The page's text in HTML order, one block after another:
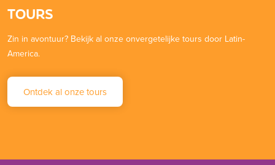
TOURS
Zin in avontuur? Bekijk al onze onvergetelijke tours door Latin-
America.
Ontdek al onze tours